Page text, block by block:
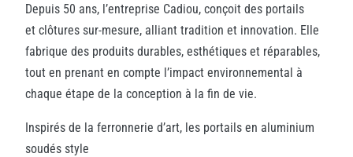
Depuis 50 ans, l’entreprise Cadiou, conçoit des portails
et clôtures sur-mesure, alliant tradition et innovation. Elle
fabrique des produits durables, esthétiques et réparables,
tout en prenant en compte l’impact environnemental à
chaque étape de la conception à la fin de vie.
Inspirés de la ferronnerie d’art, les portails en aluminium
soudés style